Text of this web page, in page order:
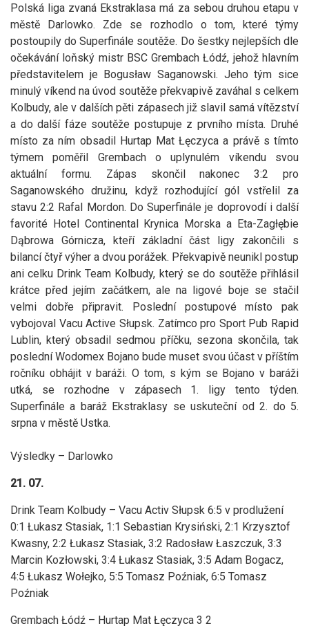
Polská liga zvaná Ekstraklasa má za sebou druhou etapu v
městě Darlowko. Zde se rozhodlo o tom, které týmy
postoupily do Superfinále soutěže. Do šestky nejlepších dle
očekávání loňský mistr BSC Grembach Łódź, jehož hlavním
představitelem je Bogusław Saganowski. Jeho tým sice
minulý víkend na úvod soutěže překvapivě zaváhal s celkem
Kolbudy, ale v dalších pěti zápasech již slavil samá vítězství
a do další fáze soutěže postupuje z prvního místa. Druhé
místo za ním obsadil Hurtap Mat Łęczyca a právě s tímto
týmem poměřil Grembach o uplynulém víkendu svou
aktuální formu. Zápas skončil nakonec 3:2 pro
Saganowského družinu, když rozhodující gól vstřelil za
stavu 2:2 Rafal Mordon. Do Superfinále je doprovodí i další
favorité Hotel Continental Krynica Morska a Eta-Zagłębie
Dąbrowa Górnicza, kteří základní část ligy zakončili s
bilancí čtyř výher a dvou porážek. Překvapivě neunikl postup
ani celku Drink Team Kolbudy, který se do soutěže přihlásil
krátce před jejím začátkem, ale na ligové boje se stačil
velmi dobře připravit. Poslední postupové místo pak
vybojoval Vacu Active Słupsk. Zatímco pro Sport Pub Rapid
Lublin, který obsadil sedmou příčku, sezona skončila, tak
poslední Wodomex Bojano bude muset svou účast v příštím
ročníku obhájit v baráži. O tom, s kým se Bojano v baráži
utká, se rozhodne v zápasech 1. ligy tento týden.
Superfinále a baráž Ekstraklasy se uskuteční od 2. do 5.
srpna v městě Ustka.
Výsledky – Darlowko
21. 07.
Drink Team Kolbudy – Vacu Activ Słupsk 6:5 v prodlužení
0:1 Łukasz Stasiak, 1:1 Sebastian Krysiński, 2:1 Krzysztof
Kwasny, 2:2 Łukasz Stasiak, 3:2 Radosław Łaszczuk, 3:3
Marcin Kozłowski, 3:4 Łukasz Stasiak, 3:5 Adam Bogacz,
4:5 Łukasz Wołejko, 5:5 Tomasz Poźniak, 6:5 Tomasz
Poźniak
Grembach Łódź – Hurtap Mat Łęczyca 3 2